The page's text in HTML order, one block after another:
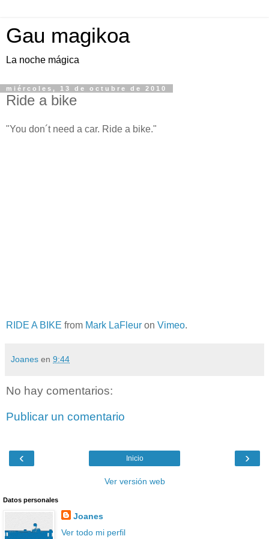
Gau magikoa
La noche mágica
miércoles, 13 de octubre de 2010
Ride a bike
"You don´t need a car. Ride a bike."
RIDE A BIKE from Mark LaFleur on Vimeo.
Joanes en 9:44
No hay comentarios:
Publicar un comentario
‹ ›
Inicio
Ver versión web
Datos personales
Joanes
Ver todo mi perfil